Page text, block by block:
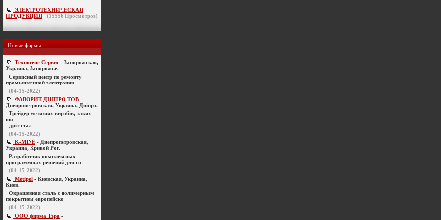
ЭЛЕКТРОТЕХНИЧЕСКАЯ
ПРОДУКЦИЯ
(15556 Просмотров)
Новые фирмы
Техносенс Сервис - Запорожская,
Украина, Запорожье.
Cервисный центр по ремонту
промышленной электроник
(04-15-2022)
ФАВОРИТ ДНІПРО ТОВ -
Днепропетровская, Украина, Дніпро.
Трейдер метизних виробів, таких
як:
- дріт стал
(04-15-2022)
K-MINE - Днепропетровская,
Украина, Кривой Рог.
Разработчик комплексных
программных решений для го
(04-15-2022)
Metipol - Киевская, Украина,
Киев.
Окрашенная сталь с полимерным
покрытием европейско
(04-15-2022)
ООО фирма Тэра -